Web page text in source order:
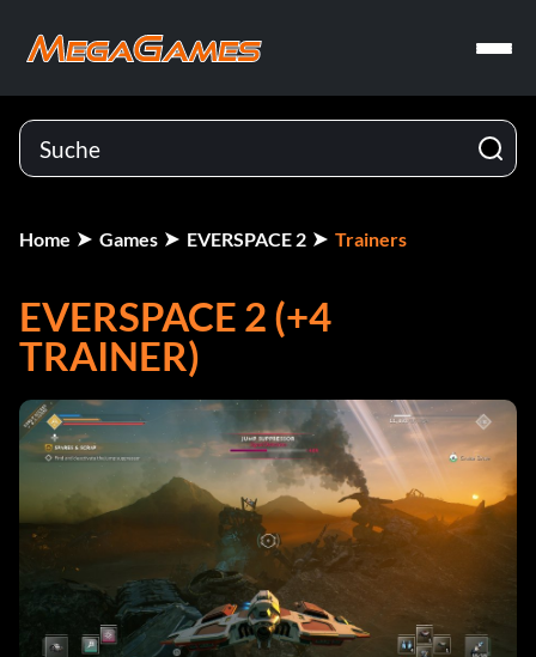
Home Games EVERSPACE 2 Trainers
EVERSPACE 2 (+4
TRAINER)